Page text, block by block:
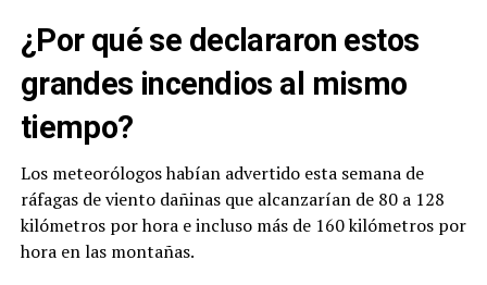
¿Por qué se declararon estos
grandes incendios al mismo
tiempo?
Los meteorólogos habían advertido esta semana de
ráfagas de viento dañinas que alcanzarían de 80 a 128
kilómetros por hora e incluso más de 160 kilómetros por
hora en las montañas.